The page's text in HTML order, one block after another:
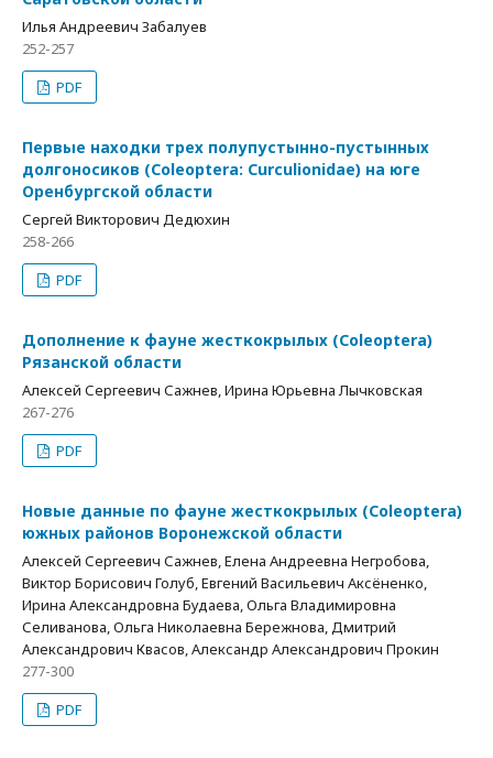
Илья Андреевич Забалуев
252-257
PDF
Первые находки трех полупустынно-пустынных
долгоносиков (Coleoptera: Curculionidae) на юге
Оренбургской области
Сергей Викторович Дедюхин
258-266
PDF
Дополнение к фауне жесткокрылых (Coleoptera)
Рязанской области
Алексей Сергеевич Сажнев, Ирина Юрьевна Лычковская
267-276
PDF
Новые данные по фауне жесткокрылых (Coleoptera)
южных районов Воронежской области
Алексей Сергеевич Сажнев, Елена Андреевна Негробова,
Виктор Борисович Голуб, Евгений Васильевич Аксёненко,
Ирина Александровна Будаева, Ольга Владимировна
Селиванова, Ольга Николаевна Бережнова, Дмитрий
Александрович Квасов, Александр Александрович Прокин
277-300
PDF